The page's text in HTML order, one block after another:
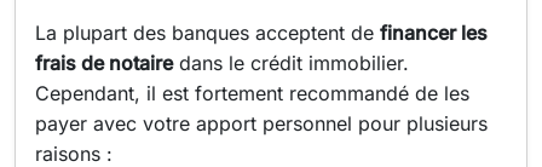
La plupart des banques acceptent de financer les
frais de notairedans le crédit immobilier.
Cependant, il est fortement recommandé de les
payer avec votre apport personnel pour plusieurs
raisons :